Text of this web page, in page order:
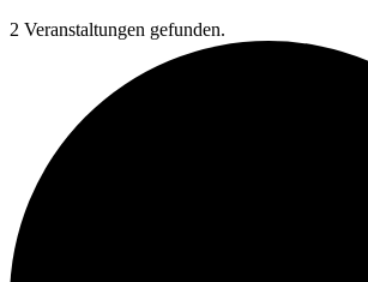
2 Veranstaltungen gefunden.